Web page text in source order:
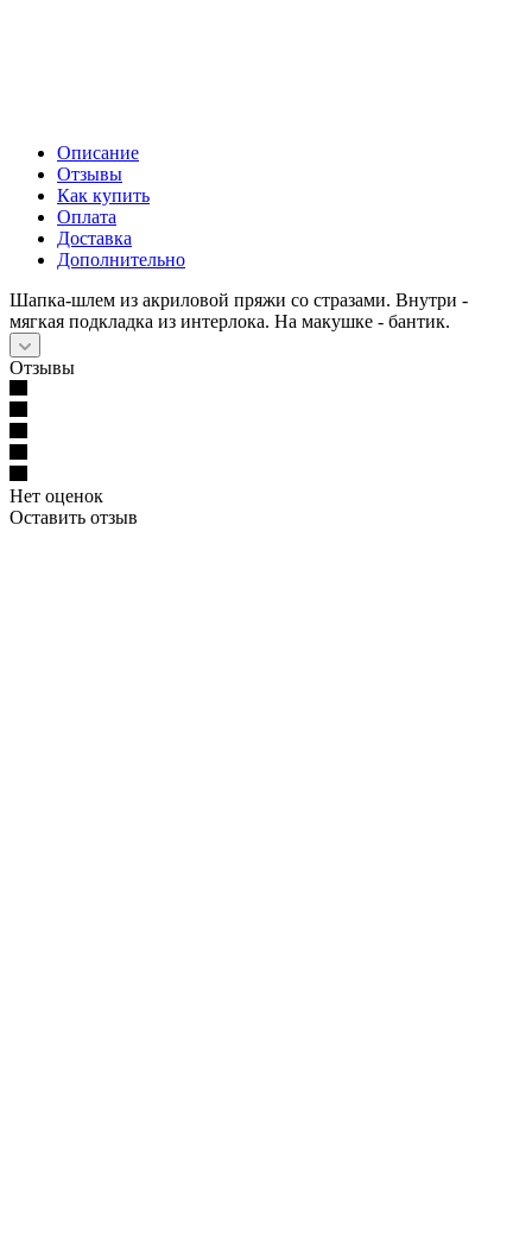
Описание
Отзывы
Как купить
Оплата
Доставка
Дополнительно
Шапка-шлем из акриловой пряжи со стразами. Внутри -
мягкая подкладка из интерлока. На макушке - бантик.
Отзывы
Нет оценок
Оставить отзыв